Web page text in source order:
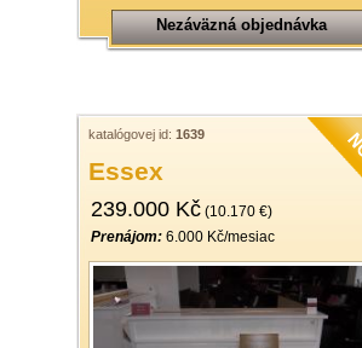
Nezáväzná objednávka
katalógovej id: 1639
Essex
239.000 Kč (10.170 €)
Prenájom: 6.000 Kč/mesiac